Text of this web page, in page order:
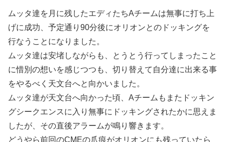
ムッタ達を月に残したエディたちAチームは無事に打ち上
げに成功、予定通り90分後にオリオンとのドッキングを
行なうことになりました。
ムッタ達は安堵しながらも、とうとう行ってしまったこと
に惜別の想いを感じつつも、切り替えて自分達に出来る事
をやるべく天文台へと向かいました。
ムッタ達が天文台へ向かった頃、Aチームもまたドッキン
グシークエンスに入り無事にドッキングされたかに思えま
したが、その直後アラームが鳴り響きます。
どうやら前回のCMEの爪痕がオリオンにも残っていたら